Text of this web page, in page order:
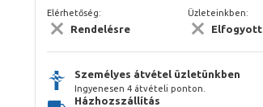
Elérhetőség:
Rendelésre
Üzleteinkben:
Elfogyott
Személyes átvétel üzletünkben
Ingyenesen 4 átvételi ponton.
Házhozszállítás